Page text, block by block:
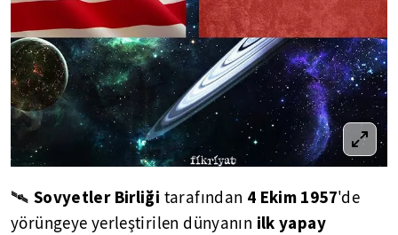
🛰 Sovyetler Birliği tarafından 4 Ekim 1957'de
yörüngeye yerleştirilen dünyanın ilk yapay